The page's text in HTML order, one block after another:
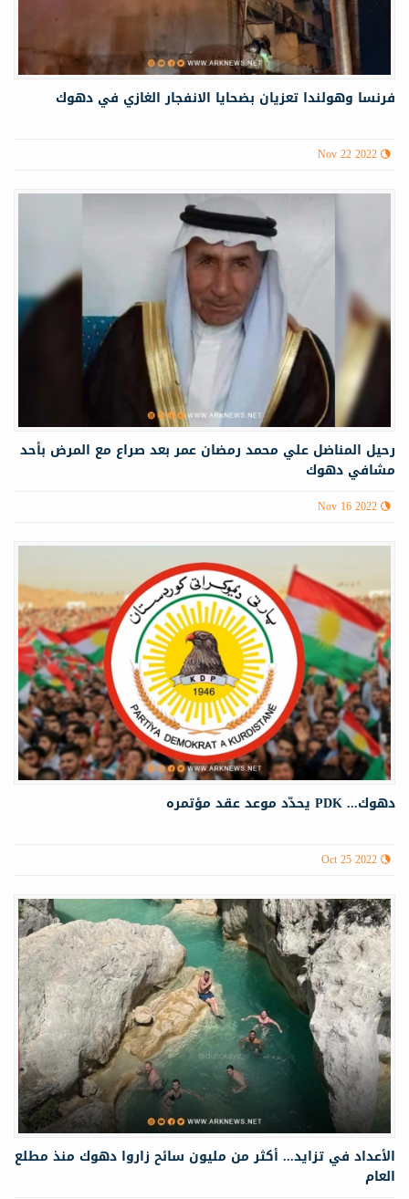
فرنسا وهولندا تعزيان بضحايا الانفجار الغازي في دهوك
Nov 22 2022
رحيل المناضل علي محمد رمضان عمر بعد صراع مع المرض بأحد
مشافي دهوك
Nov 16 2022
دهوك... PDK یحدّد موعد عقد مؤتمره
Oct 25 2022
الأعداد في تزايد... أكثر من مليون سائح زاروا دهوك منذ مطلع
العام